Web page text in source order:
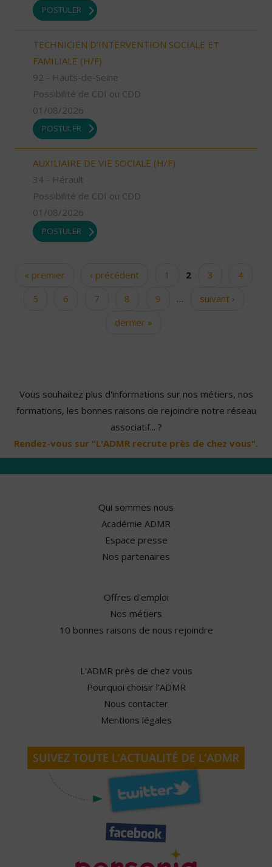
POSTULER
TECHNICIEN D’INTERVENTION SOCIALE ET
FAMILIALE (H/F)
92 - Hauts-de-Seine
Possibilité de CDI ou CDD
01/08/2026
POSTULER
AUXILIAIRE DE VIE SOCIALE (H/F)
34 - Hérault
Possibilité de CDI ou CDD
01/08/2026
POSTULER
Pages« premier ‹ précédent 1 2 3
4
5
6 7 8 9 …
suivant ›
dernier »
Vous souhaitez plus d'informations sur nos métiers, nos
formations, les bonnes raisons de rejoindre notre réseau
associatif... ?
Rendez-vous sur "L'ADMR recrute près de chez vous".
Qui sommes nous
Académie ADMR
Espace presse
Nos partenaires
Offres d'emploi
Nos métiers
10 bonnes raisons de nous rejoindre
L'ADMR près de chez vous
Pourquoi choisir l'ADMR
Nous contacter
Mentions légales